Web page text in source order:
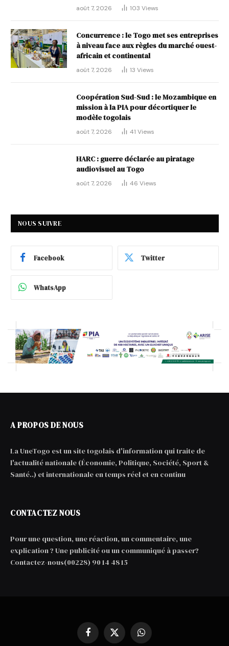
août 7, 2026 103 Views
Concurrence : le Togo met ses entreprises
à niveau face aux règles du marché ouest-
africain et continental
août 7, 2026 13 Views
Coopération Sud-Sud : le Mozambique en
mission à la PIA pour décortiquer le
modèle togolais
août 7, 2026 41 Views
HARC : guerre déclarée au piratage
audiovisuel au Togo
août 7, 2026 46 Views
NOUS SUIVRE
Facebook Twitter
WhatsApp
A PROPOS DE NOUS
La UneTogo est un site togolais d'information qui traite de
l'actualité nationale (Économie, Politique, Société, Sport &
Santé..) et internationale en temps réel et en continu
CONTACTEZ NOUS
Pour une question, une réaction, un commentaire, une
explication ? Une publicité ou un communiqué à passer?
Contactez-nous(00228) 90 14 48 15
Facebook
X
WhatsApp